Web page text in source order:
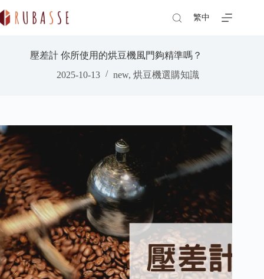
to
content
繁中
壓差計 你所使用的烘豆機風門夠精準嗎？
2025-10-13
new,烘豆機選購知識